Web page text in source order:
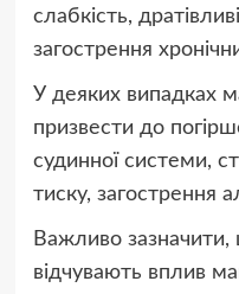
слабкість,
загострення
У деяких випадках
призвести до
судинної системи,
тиску, загострення
Важливо
відчувають вплив